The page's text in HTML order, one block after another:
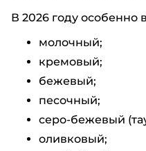
В 2026 году особенно
молочный;
кремовый;
бежевый;
песочный;
серо-бежевый
оливковый;